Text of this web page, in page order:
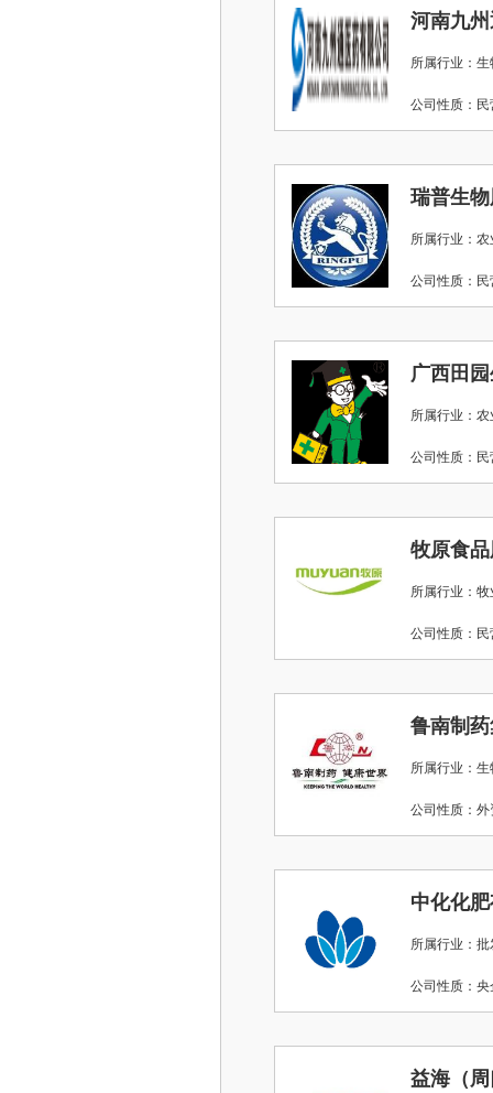
河南九
所属行业：
公司性质
瑞普生
所属行业：农
公司性质
广西田
所属行业：农
公司性质
牧原食
所属行业：牧
公司性质
鲁南制
所属行业：
公司性质
中化化
所属行业：批
公司性质
益海（